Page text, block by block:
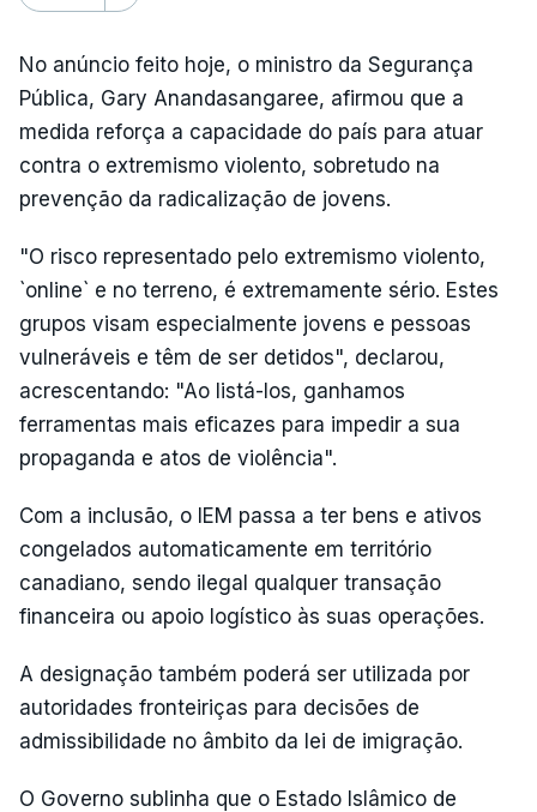
No anúncio feito hoje, o ministro da Segurança
Pública, Gary Anandasangaree, afirmou que a
medida reforça a capacidade do país para atuar
contra o extremismo violento, sobretudo na
prevenção da radicalização de jovens.
"O risco representado pelo extremismo violento,
`online` e no terreno, é extremamente sério. Estes
grupos visam especialmente jovens e pessoas
vulneráveis e têm de ser detidos", declarou,
acrescentando: "Ao listá-los, ganhamos
ferramentas mais eficazes para impedir a sua
propaganda e atos de violência".
Com a inclusão, o IEM passa a ter bens e ativos
congelados automaticamente em território
canadiano, sendo ilegal qualquer transação
financeira ou apoio logístico às suas operações.
A designação também poderá ser utilizada por
autoridades fronteiriças para decisões de
admissibilidade no âmbito da lei de imigração.
O Governo sublinha que o Estado Islâmico de